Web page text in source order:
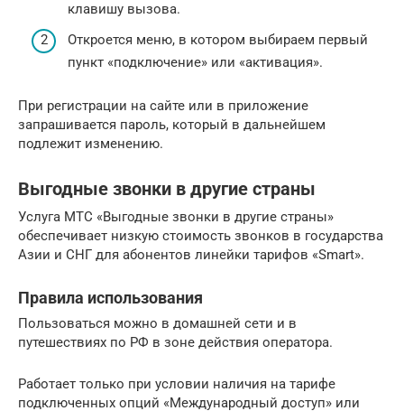
клавишу вызова.
Откроется меню, в котором выбираем первый
пункт «подключение» или «активация».
При регистрации на сайте или в приложение
запрашивается пароль, который в дальнейшем
подлежит изменению.
Выгодные звонки в другие страны
Услуга МТС «Выгодные звонки в другие страны»
обеспечивает низкую стоимость звонков в государства
Азии и СНГ для абонентов линейки тарифов «Smart».
Правила использования
Пользоваться можно в домашней сети и в
путешествиях по РФ в зоне действия оператора.
Работает только при условии наличия на тарифе
подключенных опций «Международный доступ» или